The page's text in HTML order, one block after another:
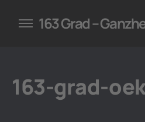
für
163 Grad –
163-grad-